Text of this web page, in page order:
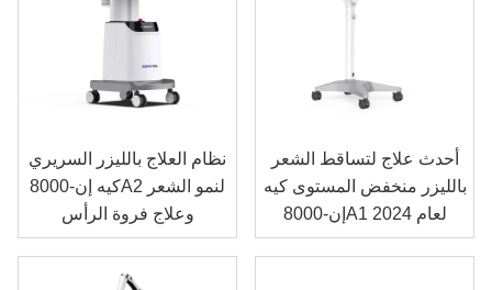
نظام العلاج بالليزر السريري
كيه إن-8000A2 لنمو الشعر
وعلاج فروة الرأس
أحدث علاج لتساقط الشعر
بالليزر منخفض المستوى كيه
إن-8000A1 لعام 2024